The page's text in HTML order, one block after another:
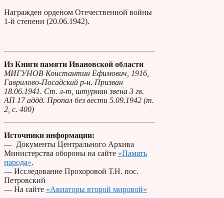
Награжден орденом Отечественной войны
1-й степени (20.06.1942).
Из Книги памяти Ивановской области
МИГУНОВ Константин Ефимович, 1916,
Гаврилово-Посадский р-н. Призван
18.06.1941. Ст. л-т, штурман звена 3 гв.
АП 17 аддд. Пропал без вести 5.09.1942 (т.
2, с. 400)
Источники информации:
— Документы Центрального Архива
Министерства обороны на сайте «Память
народа».
— Исследование Прохоровой Т.Н. пос.
Петровский
— На сайте «Авиаторы второй мировой»